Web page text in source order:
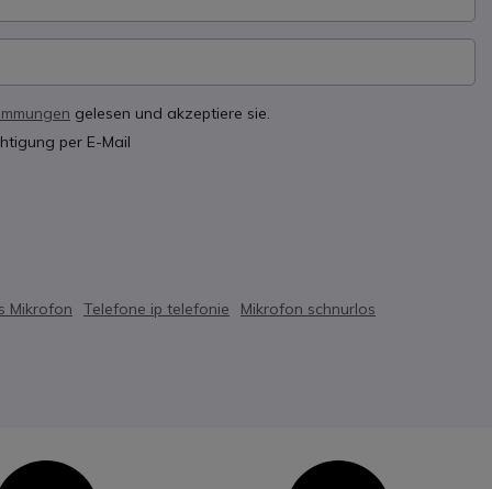
gelesen und akzeptiere sie.
per E-Mail
Mikrofon Telefone ip telefonie
Mikrofon schnurlos